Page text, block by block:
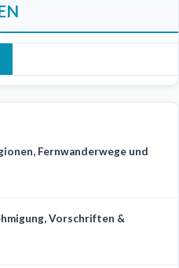
Fernwanderwege und
Vorschriften &